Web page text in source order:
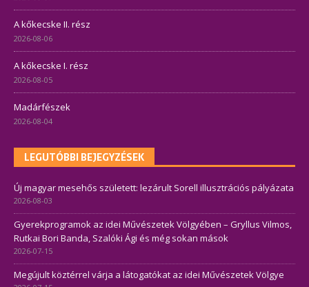
A kőkecske II. rész
2026-08-06
A kőkecske I. rész
2026-08-05
Madárfészek
2026-08-04
LEGUTÓBBI BEJEGYZÉSEK
Új magyar mesehős született: lezárult Sorell illusztrációs pályázata
2026-08-03
Gyerekprogramok az idei Művészetek Völgyében – Gryllus Vilmos,
Rutkai Bori Banda, Szalóki Ági és még sokan mások
2026-07-15
Megújult köztérrel várja a látogatókat az idei Művészetek Völgye